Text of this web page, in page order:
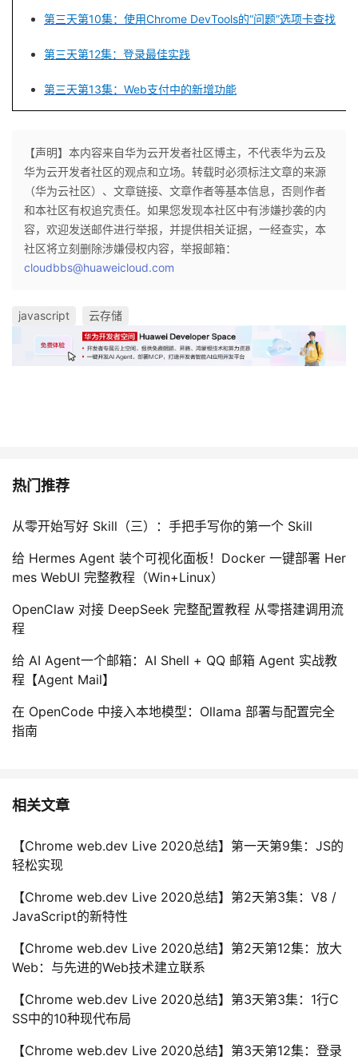
第三天第10集：使用Chrome DevTools的“问题”选项卡查找
第三天第12集：登录最佳实践
第三天第13集：Web支付中的新增功能
【声明】本内容来自华为云开发者社区博主，不代表华为云及
华为云开发者社区的观点和立场。转载时必须标注文章的来源
（华为云社区）、文章链接、文章作者等基本信息，否则作者
和本社区有权追究责任。如果您发现本社区中有涉嫌抄袭的内
容，欢迎发送邮件进行举报，并提供相关证据，一经查实，本
社区将立刻删除涉嫌侵权内容，举报邮箱：
cloudbbs@huaweicloud.com
javascript 云存储
热门推荐
从零开始写好 Skill（三）：手把手写你的第一个 Skill
给 Hermes Agent 装个可视化面板！Docker 一键部署 Her
mes WebUI 完整教程（Win+Linux）
OpenClaw 对接 DeepSeek 完整配置教程 从零搭建调用流
程
给 AI Agent一个邮箱：AI Shell + QQ 邮箱 Agent 实战教
程【Agent Mail】
在 OpenCode 中接入本地模型：Ollama 部署与配置完全
指南
相关文章
【Chrome web.dev Live 2020总结】第一天第9集：JS的
轻松实现
【Chrome web.dev Live 2020总结】第2天第3集：V8 /
JavaScript的新特性
【Chrome web.dev Live 2020总结】第2天第12集：放大
Web：与先进的Web技术建立联系
【Chrome web.dev Live 2020总结】第3天第3集：1行C
SS中的10种现代布局
【Chrome web.dev Live 2020总结】第3天第12集：登录